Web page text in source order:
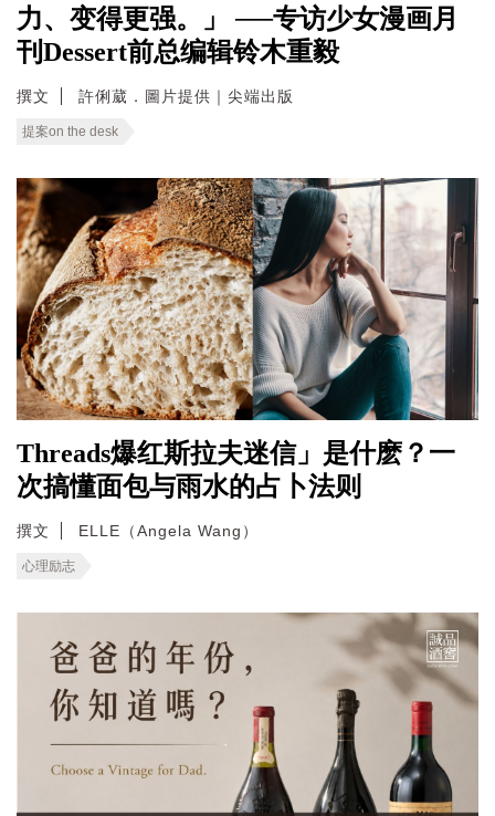
力、变得更强。」 ──专访少女漫画月
刊Dessert前总编辑铃木重毅
撰文 許俐葳．圖片提供｜尖端出版
提案on the desk
Threads爆红斯拉夫迷信」是什麽？一
次搞懂面包与雨水的占卜法则
撰文 ELLE（Angela Wang）
心理励志